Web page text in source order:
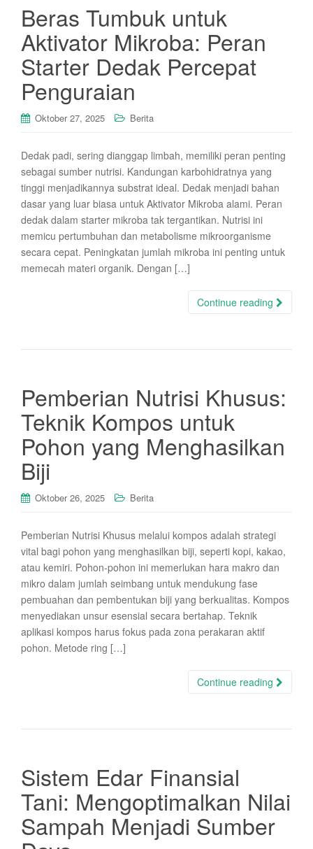
Beras Tumbuk untuk
Aktivator Mikroba: Peran
Starter Dedak Percepat
Penguraian
Oktober 27, 2025 Berita
Dedak padi, sering dianggap limbah, memiliki peran penting
sebagai sumber nutrisi. Kandungan karbohidratnya yang
tinggi menjadikannya substrat ideal. Dedak menjadi bahan
dasar yang luar biasa untuk Aktivator Mikroba alami. Peran
dedak dalam starter mikroba tak tergantikan. Nutrisi ini
memicu pertumbuhan dan metabolisme mikroorganisme
secara cepat. Peningkatan jumlah mikroba ini penting untuk
memecah materi organik. Dengan […]
Continue reading
Pemberian Nutrisi Khusus:
Teknik Kompos untuk
Pohon yang Menghasilkan
Biji
Oktober 26, 2025 Berita
Pemberian Nutrisi Khusus melalui kompos adalah strategi
vital bagi pohon yang menghasilkan biji, seperti kopi, kakao,
atau kemiri. Pohon-pohon ini memerlukan hara makro dan
mikro dalam jumlah seimbang untuk mendukung fase
pembuahan dan pembentukan biji yang berkualitas. Kompos
menyediakan unsur esensial secara bertahap. Teknik
aplikasi kompos harus fokus pada zona perakaran aktif
pohon. Metode ring […]
Continue reading
Sistem Edar Finansial
Tani: Mengoptimalkan Nilai
Sampah Menjadi Sumber